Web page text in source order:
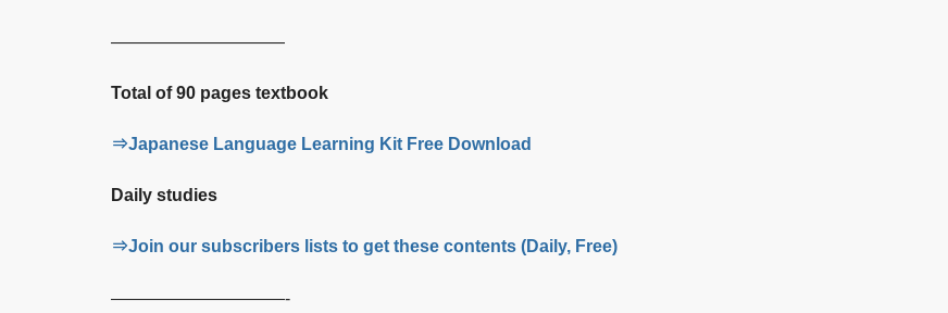
——————————
Total of 90 pages textbook
⇒Japanese Language Learning Kit Free Download
Daily studies
⇒Join our subscribers lists to get these contents (Daily, Free)
——————————-